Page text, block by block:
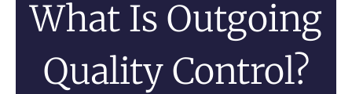
What Is Outgoing
Quality Control?